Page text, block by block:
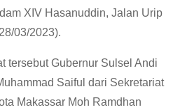
XIV Hasanuddin, Jalan Urip
03/2023).
tersebut Gubernur Sulsel Andi
Saiful dari Sekretariat
Makassar Moh Ramdhan